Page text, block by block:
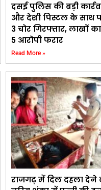
दसई पुलिस की बड़ी
और देशी पिस्टल के साथ
3 चोर गिरफ्तार, लाखों
5 आरोपी फरार
Read More »
राजगढ़ में दिल दहला देने